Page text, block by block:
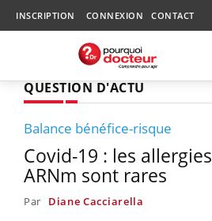
INSCRIPTION CONNEXION CONTACT
QUESTION D'ACTU
Balance bénéfice-risque
Covid-19 : les
ARNm sont rares
Par Diane Cacciarella